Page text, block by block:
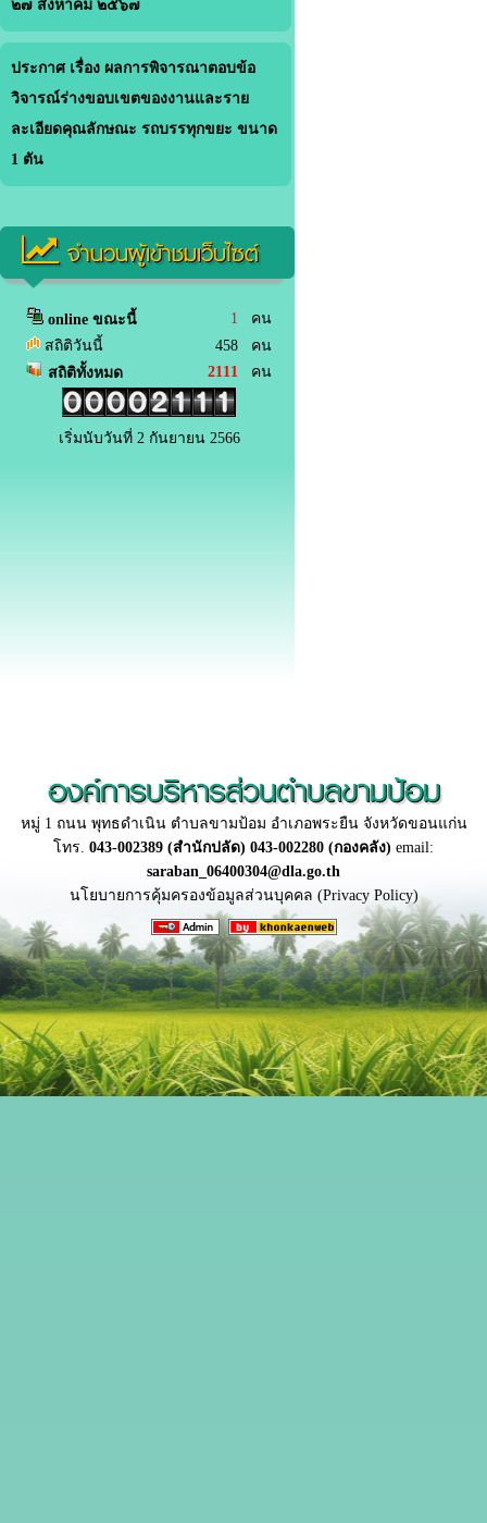
๒๗ สิงหาคม ๒๕๖๗
ประกาศ เรื่อง ผลการพิจารณาตอบข้อ
วิจารณ์ร่างขอบเขตของงานและราย
ละเอียดคุณลักษณะ รถบรรทุกขยะ ขนาด
1 ตัน
จำนวนผู้เข้าชมเว็บไซต์
online ขณะนี้ 1 คน
สถิติวันนี้
458 คน
สถิติทั้งหมด
2111 คน
เริ่มนับวันที่ 2 กันยายน 2566
องค์การบริหารส่วนตำบลขามป้อม
หมู่ 1 ถนน พุทธดำเนิน ตำบลขามป้อม อำเภอพระยืน จังหวัดขอนแก่น
โทร. 043-002389 (สำนักปลัด) 043-002280 (กองคลัง) email:
saraban_06400304@dla.go.th
นโยบายการคุ้มครองข้อมูลส่วนบุคคล (Privacy Policy)